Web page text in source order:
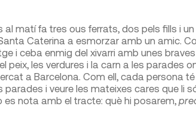
matí fa tres ous ferrats, dos pels fills i
Caterina a esmorzar amb un amic.
i ceba enmig del xivarri amb unes
les verdures i la carn a les parades on
a Barcelona. Com ell, cada persona
i veure les mateixes cares que li
nota amb el tracte: què hi posarem,